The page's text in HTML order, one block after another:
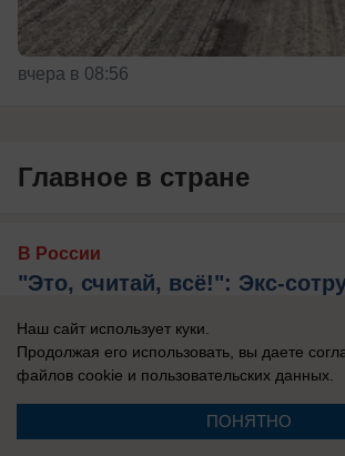
вчера в 08:56
Главное в стране
В России
"Это, считай, всё!": Экс-
главный признак конца
Зеленского
Василий Прозоров провел
аналогичной ситуацией в истории
Наш сайт использует куки.
Продолжая его использовать, вы даете
файлов cookie и пользовательских данных.
ПОНЯТНО